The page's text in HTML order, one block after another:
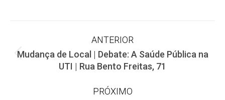
Navegação
de
ANTERIOR
Post
anterior:
Mudança de Local | Debate: A Saúde Pública na
UTI | Rua Bento Freitas, 71
PRÓXIMO